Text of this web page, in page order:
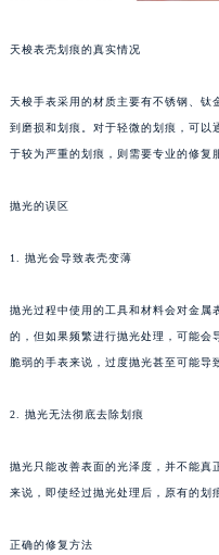
天梭表壳划痕的真实情况
天梭手表采用的材质主要有不锈钢、钛
到磨损和划痕。对于轻微的划痕，可以
于较为严重的划痕，则需要专业的修复
抛光的误区
1. 抛光会导致表壳变薄
抛光过程中使用的工具和材料会对金属
的，但如果频繁进行抛光处理，可能会
脆弱的手表来说，过度抛光甚至可能导
2. 抛光无法彻底去除划痕
抛光只能改善表面的光泽度，并不能真
来说，即使经过抛光处理后，原有的划
正确的修复方法